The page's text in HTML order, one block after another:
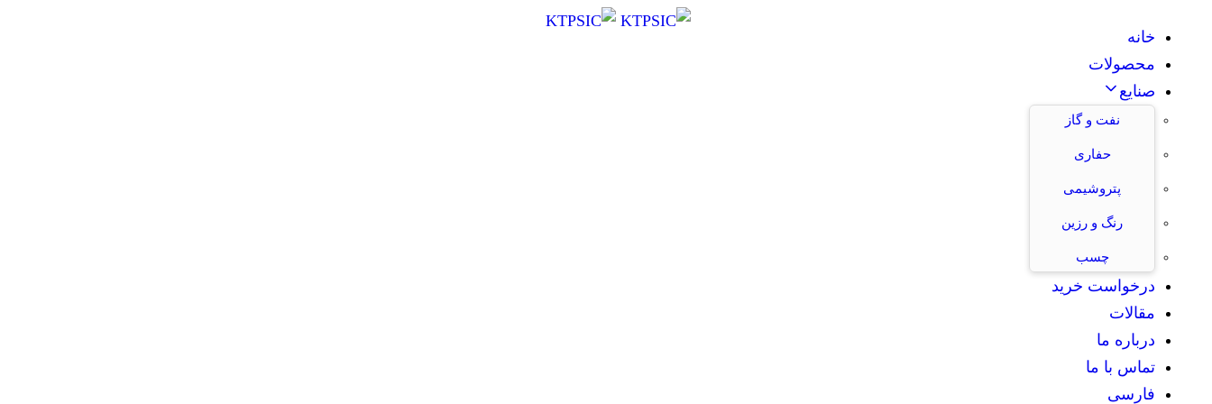
خانه
محصولات
صنایع
نفت و گاز
حفاری
پتروشیمی
رنگ و رزین
چسب
درخواست خرید
مقالات
درباره ما
تماس با ما
فارسی